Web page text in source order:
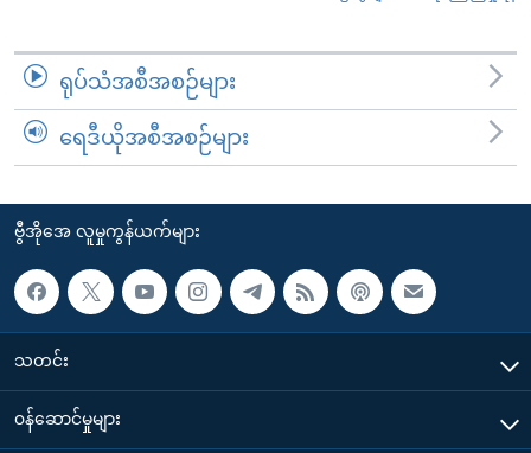
ရုပ်သံအစီအစဉ်များ
ရေဒီယိုအစီအစဉ်များ
ဗွီအိုအေ လူမှုကွန်ယက်များ
သတင်း
၀န်ဆောင်မှုများ